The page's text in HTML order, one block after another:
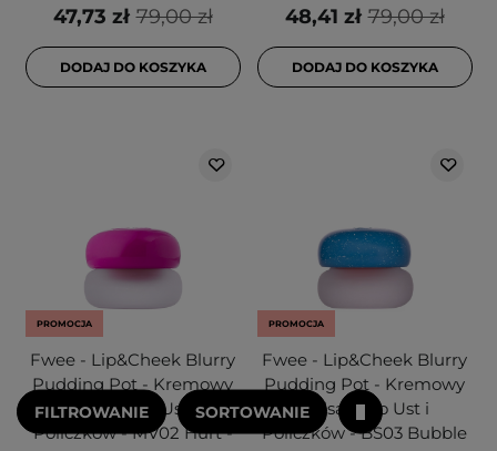
79,00 zł
47,73 zł
DODAJ DO KOSZYKA
79,00 zł
48,41 zł
DODAJ DO KOSZYKA
PROMOCJA
Fwee - Lip&Cheek Blurry
Pudding Pot - Kremowy
Balsam do Ust i
Policzków - MV02 Hurt -
PROMOCJA
Fwee - Lip&Cheek Blurry
Pudding Pot - Kremowy
Balsam do Ust i
Policzków - BS03 Bubble
FILTROWANIE SORTOWANIE